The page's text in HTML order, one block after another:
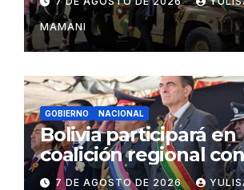
MAMANI
GOBIERNO NACIONAL
Bolivia participará en
coalición regional
cárteles del
7 DE AGOSTO DE 2026